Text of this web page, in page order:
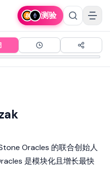
测验
Oracles 的联合创始人
是模块化且增长最快